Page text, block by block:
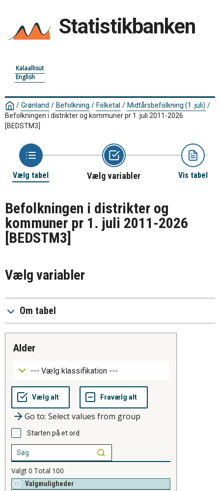
Statistikbanken
Kalaallisut
English
/ Grønland / Befolkning / Folketal / Midtårsbefolkning (1. juli) /
Befolkningen i distrikter og kommuner pr 1. juli 2011-2026
[BEDSTM3]
Vælg tabel Vælg variabler Vis tabel
Befolkningen i distrikter og
kommuner pr 1. juli 2011-2026
[BEDSTM3]
Vælg variabler
Om tabel
alder
Go to: Select values from group
Starten på et ord
Valgt0 Total 100
Valgmuligheder